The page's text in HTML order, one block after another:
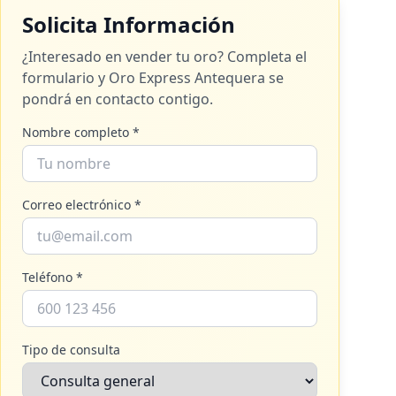
Solicita Información
¿Interesado en vender tu oro? Completa el
formulario y Oro Express Antequera se
pondrá en contacto contigo.
Nombre completo *
Correo electrónico *
Teléfono *
Tipo de consulta